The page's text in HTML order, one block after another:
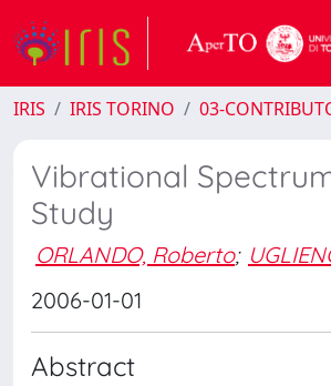
IRIS IRIS TORINO 03-
Vibrational
Study
ORLANDO, Roberto;
2006-01-01
Abstract